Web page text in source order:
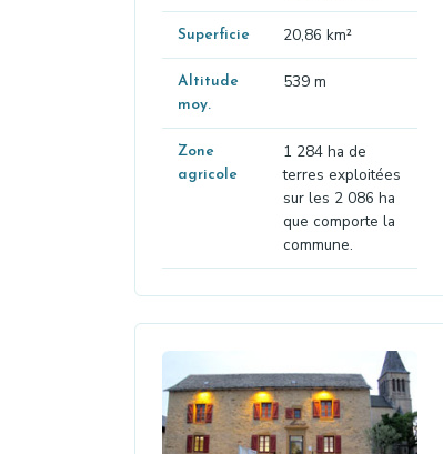
Superficie 20,86 km²
Altitude
moy.
539 m
Zone
agricole
1 284 ha de
terres exploitées
sur les 2 086 ha
que comporte la
commune.